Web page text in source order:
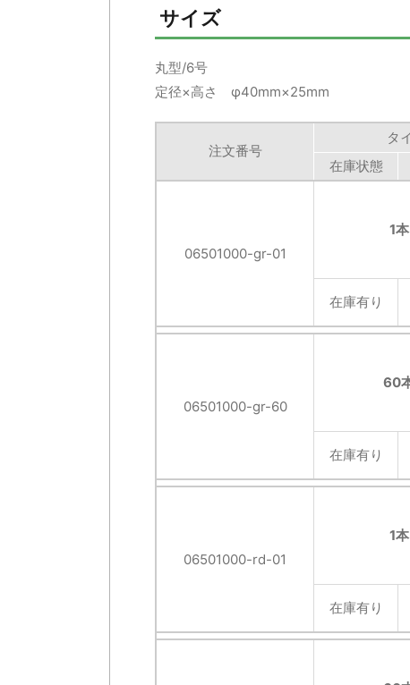
サイズ
丸型/6号
定径×高さ φ40mm×25mm
注文番号
タ
在庫状態
06501000-gr-01
1
在庫有り
06501000-gr-60
60
在庫有り
06501000-rd-01
1
在庫有り